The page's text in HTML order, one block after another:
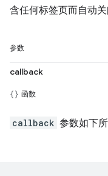
含任何标签页而自动关
参数
callback
函数
callback 参数如下所